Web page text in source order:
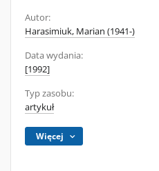
Autor:
Harasimiuk, Marian (1941-)
Data wydania:
[1992]
Typ zasobu:
artykuł
Więcej